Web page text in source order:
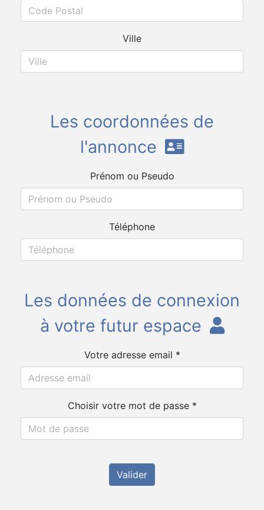
Ville
Les coordonnées de
l'annonce
Prénom ou Pseudo
Téléphone
Les données de connexion
à votre futur espace
Votre adresse email *
Choisir votre mot de passe *
Valider